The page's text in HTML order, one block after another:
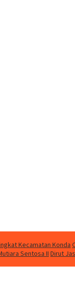
Kecamatan Konda
Sentosa II Dirut